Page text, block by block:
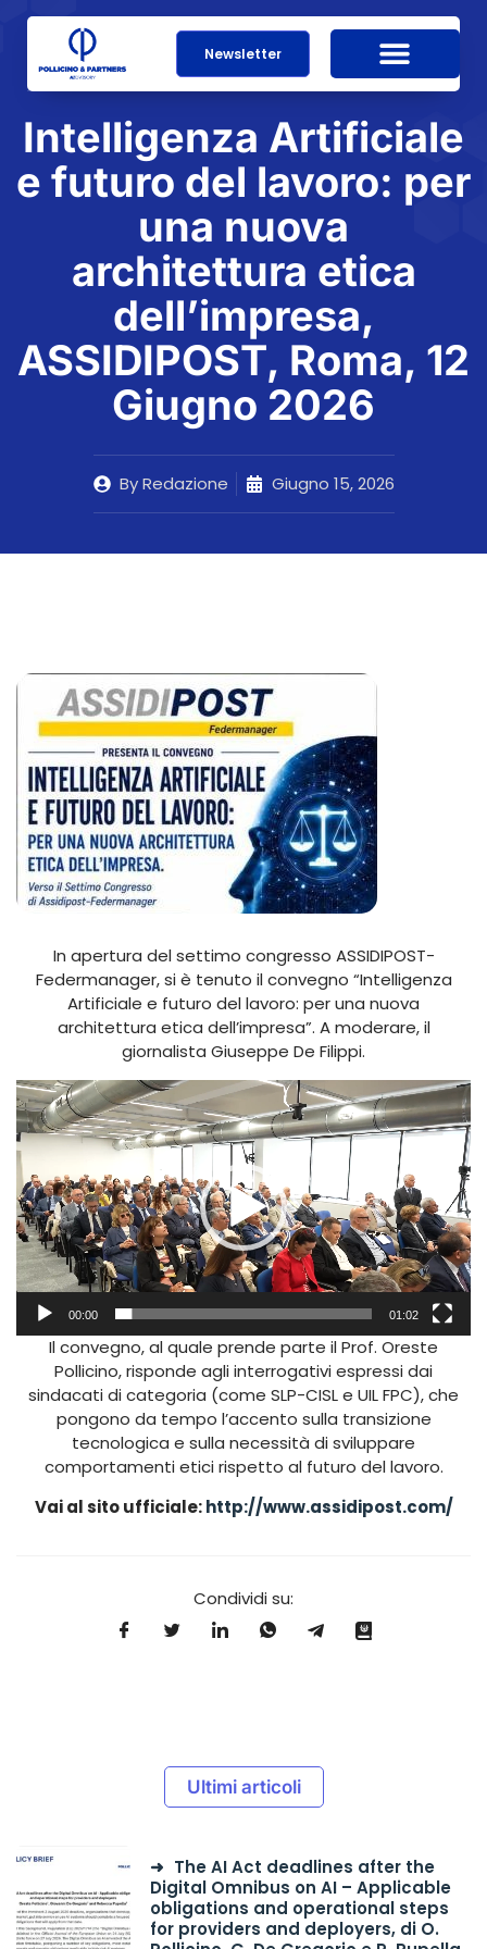
Newsletter
Intelligenza Artificiale
e futuro del lavoro: per
una nuova
architettura etica
dell’impresa,
ASSIDIPOST, Roma, 12
Giugno 2026
ByRedazione Giugno 15, 2026
In apertura del settimo congresso ASSIDIPOST-
Federmanager, si è tenuto il convegno “Intelligenza
Artificiale e futuro del lavoro: per una nuova
architettura etica dell’impresa”. A moderare, il
giornalista Giuseppe De Filippi.
Video
Player
00:00 01:02
Il convegno, al quale prende parte il Prof. Oreste
Pollicino, risponde agli interrogativi espressi dai
sindacati di categoria (come SLP-CISL e UIL FPC), che
pongono da tempo l’accento sulla transizione
tecnologica e sulla necessità di sviluppare
comportamenti etici rispetto al futuro del lavoro.
Vai al sito ufficiale:http://www.assidipost.com/
Condividi su:
Ultimi articoli
The AI Act deadlines after the
Digital Omnibus on AI – Applicable
obligations and operational steps
for providers and deployers, di O.